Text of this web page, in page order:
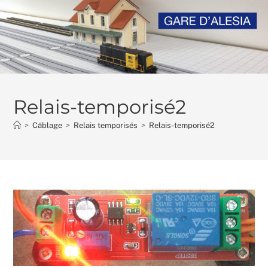
to
content
Relais-temporisé2
> Câblage > Relais temporisés > Relais-temporisé2